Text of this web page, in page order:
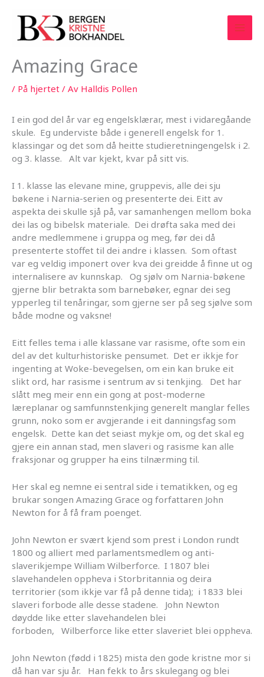
Amazing Grace
/ På hjertet / Av Halldis Pollen
I ein god del år var eg engelsklærar, mest i vidaregåande
skule. Eg underviste både i generell engelsk for 1.
klassingar og det som då heitte studieretningengelsk i 2.
og 3. klasse. Alt var kjekt, kvar på sitt vis.
I 1. klasse las elevane mine, gruppevis, alle dei sju
bøkene i Narnia-serien og presenterte dei. Eitt av
aspekta dei skulle sjå på, var samanhengen mellom boka
dei las og bibelsk materiale. Dei drøfta saka med dei
andre medlemmene i gruppa og meg, før dei då
presenterte stoffet til dei andre i klassen. Som oftast
var eg veldig imponert over kva dei greidde å finne ut og
internalisere av kunnskap. Og sjølv om Narnia-bøkene
gjerne blir betrakta som barnebøker, egnar dei seg
ypperleg til tenåringar, som gjerne ser på seg sjølve som
både modne og vaksne!
Eitt felles tema i alle klassane var rasisme, ofte som ein
del av det kulturhistoriske pensumet. Det er ikkje for
ingenting at Woke-bevegelsen, om ein kan bruke eit
slikt ord, har rasisme i sentrum av si tenkjing. Det har
slått meg meir enn ein gong at post-moderne
læreplanar og samfunnstenkjing generelt manglar felles
grunn, noko som er avgjerande i eit danningsfag som
engelsk. Dette kan det seiast mykje om, og det skal eg
gjere ein annan stad, men slaveri og rasisme kan alle
fraksjonar og grupper ha eins tilnærming til.
Her skal eg nemne ei sentral side i tematikken, og eg
brukar songen Amazing Grace og forfattaren John
Newton for å få fram poenget.
John Newton er svært kjend som prest i London rundt
1800 og alliert med parlamentsmedlem og anti-
slaverikjempe William Wilberforce. I 1807 blei
slavehandelen oppheva i Storbritannia og deira
territorier (som ikkje var få på denne tida); i 1833 blei
slaveri forbode alle desse stadene. John Newton
døydde like etter slavehandelen blei
forboden, Wilberforce like etter slaveriet blei oppheva.
John Newton (fødd i 1825) mista den gode kristne mor si
då han var sju år. Han fekk to års skulegang og blei